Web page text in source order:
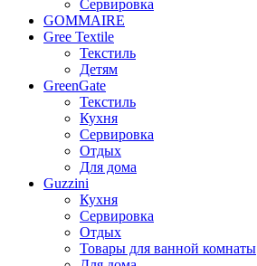
Сервировка
GOMMAIRE
Gree Textile
Текстиль
Детям
GreenGate
Текстиль
Кухня
Сервировка
Отдых
Для дома
Guzzini
Кухня
Сервировка
Отдых
Товары для ванной комнаты